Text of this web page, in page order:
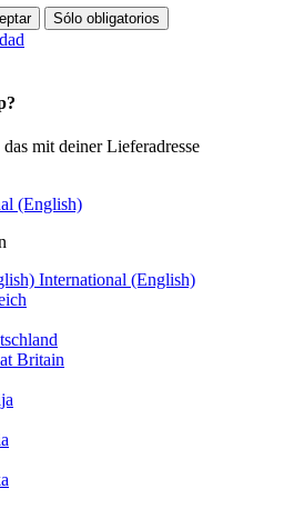
Sólo obligatorios
das mit deiner Lieferadresse
(English)
International (English)
Britain